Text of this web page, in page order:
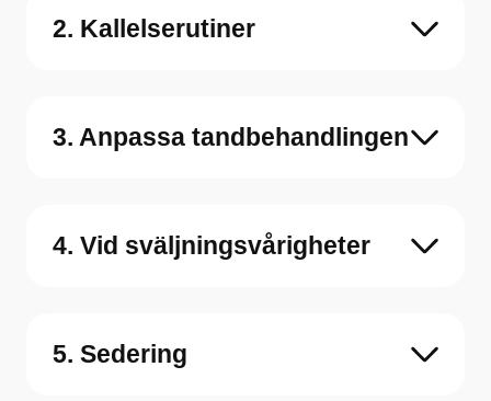
2. Kallelserutiner
3. Anpassa tandbehandlingen
4. Vid sväljningsvårigheter
5. Sedering